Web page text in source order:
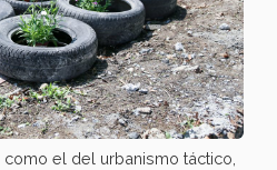
el del urbanismo táctico,